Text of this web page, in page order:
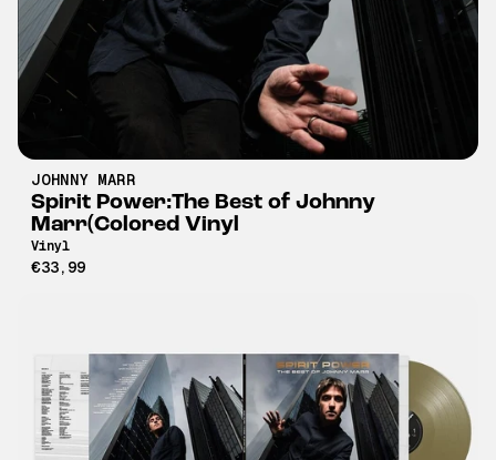
JOHNNY MARR
Spirit Power:The Best of Johnny
Marr(Colored Vinyl
Vinyl
€33,99